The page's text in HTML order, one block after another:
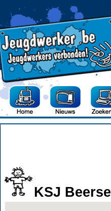
KSJ Beerse